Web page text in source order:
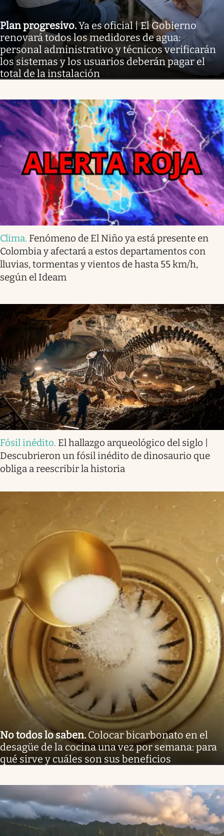
Plan progresivo.Ya es oficial | El Gobierno
renovará todos los medidores de agua:
personal administrativo y técnicos verificarán
los sistemas y los usuarios deberán pagar el
total de la instalación
Clima. Fenómeno de El Niño ya está presente en
Colombia y afectará a estos departamentos con
lluvias, tormentas y vientos de hasta 55 km/h,
según el Ideam
Fósil inédito. El hallazgo arqueológico del siglo |
Descubrieron un fósil inédito de dinosaurio que
obliga a reescribir la historia
No todos lo saben. Colocar bicarbonato en el
desagüe de la cocina una vez por semana: para
qué sirve y cuáles son sus beneficios